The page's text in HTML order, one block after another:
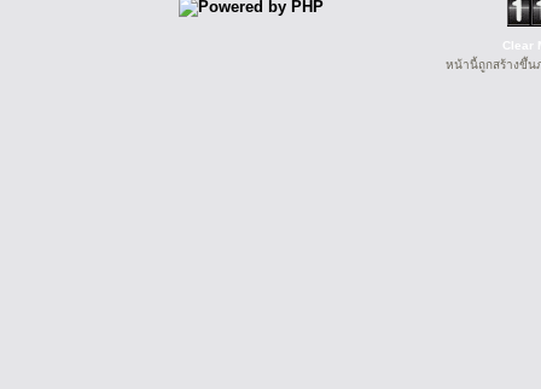
Clear
หน้านี้ถูกสร้างขึ้น